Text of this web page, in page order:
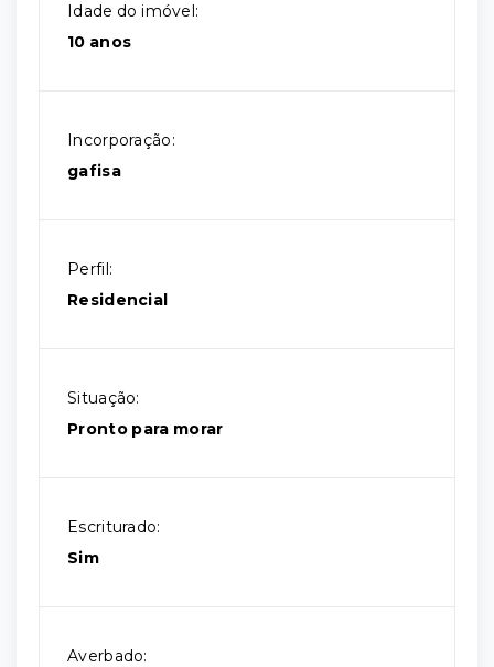
Idade do imóvel:
10 anos
Incorporação:
gafisa
Perfil:
Residencial
Situação:
Pronto para morar
Escriturado:
Sim
Averbado: